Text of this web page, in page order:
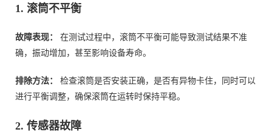
1. 滚筒不平衡
故障表现：
在测试过程中，滚筒不平衡可能导致测试结果不准
确，振动增加，甚至影响设备寿命。
排除方法：
检查滚筒是否安装正确，是否有异物卡住，同时可以
进行平衡调整，确保滚筒在运转时保持平稳。
2. 传感器故障